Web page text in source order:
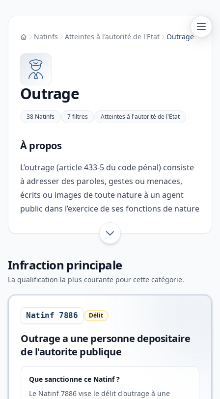
AccueilNatinfs Atteintes à l'autorité de l'Etat Outrage
Outrage
38 Natinfs 7 filtres Atteintes à l'autorité de l'Etat
À propos
L’outrage (article 433-5 du code pénal) consiste
à adresser des paroles, gestes ou menaces,
écrits ou images de toute nature à un agent
public dans l’exercice de ses fonctions de nature
à porter atteinte à sa dignité ou au respect dû à
sa fonction. Cette infraction se distingue de la
Retrouvez ci-dessous la liste des Natinfs relatifs
à l’outrage et aux comportements assimilés.
Afficher toute l’introduction
Infraction principale
La qualification la plus courante pour cette catégorie.
Natinf 7886 Délit
Outrage a une personne depositaire
de l'autorite publique
Que sanctionne ce Natinf ?
Le Natinf 7886 vise le délit d'outrage à une